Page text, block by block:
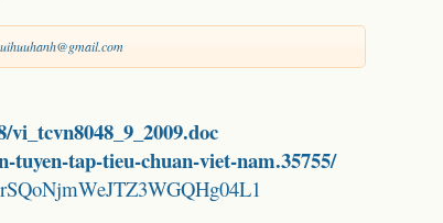
tuyen-tap-tieu-chuan-viet-nam.35755/